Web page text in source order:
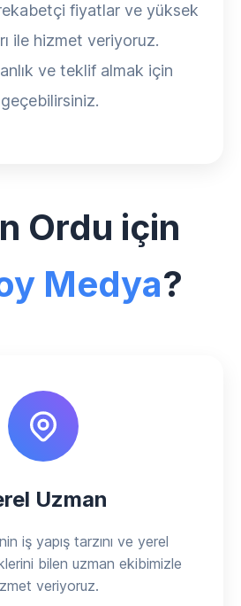
fiyatlar ve yüksek
ile hizmet veriyoruz.
ve teklif almak için
Ordu için
Medya?
Uzman
iş yapış tarzını ve yerel
bilen uzman ekibimizle
veriyoruz.